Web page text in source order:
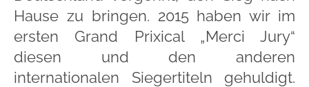
Hause zu bringen. 2015 haben wir im
ersten Grand Prixical „Merci Jury“
diesen und den anderen
internationalen Siegertiteln gehuldigt.